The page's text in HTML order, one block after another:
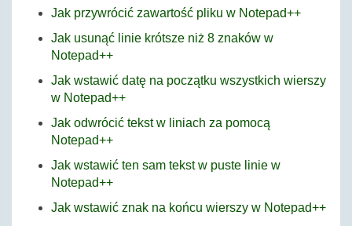
Jak przywrócić zawartość pliku w Notepad++
Jak usunąć linie krótsze niż 8 znaków w
Notepad++
Jak wstawić datę na początku wszystkich wierszy
w Notepad++
Jak odwrócić tekst w liniach za pomocą
Notepad++
Jak wstawić ten sam tekst w puste linie w
Notepad++
Jak wstawić znak na końcu wierszy w Notepad++